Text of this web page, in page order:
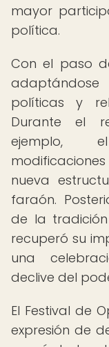
mayor
política.
Con el paso
políticas y
Durante el
ejemplo,
nueva
faraón.
de la
recuperó su
una
declive del
El Festival de
expresión de